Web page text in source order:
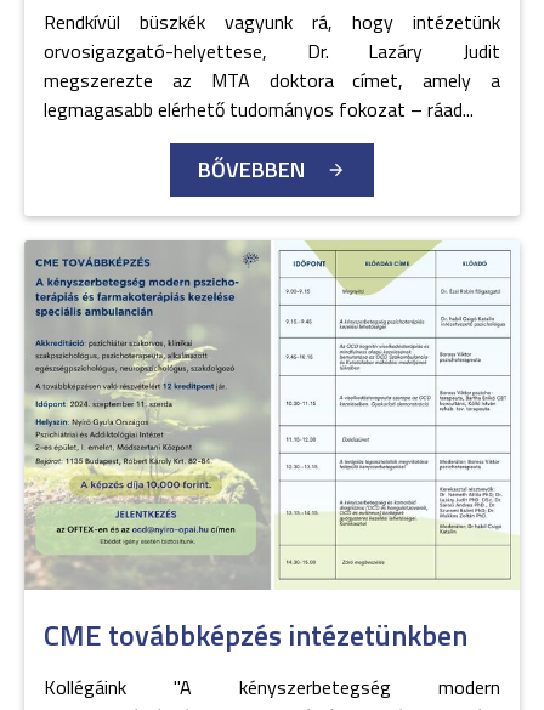
Rendkívül büszkék vagyunk rá, hogy intézetünk
orvosigazgató-helyettese, Dr. Lazáry Judit
megszerezte az MTA doktora címet, amely a
legmagasabb elérhető tudományos fokozat – ráad...
BŐVEBBEN
CME továbbképzés intézetünkben
Kollégáink "A kényszerbetegség modern